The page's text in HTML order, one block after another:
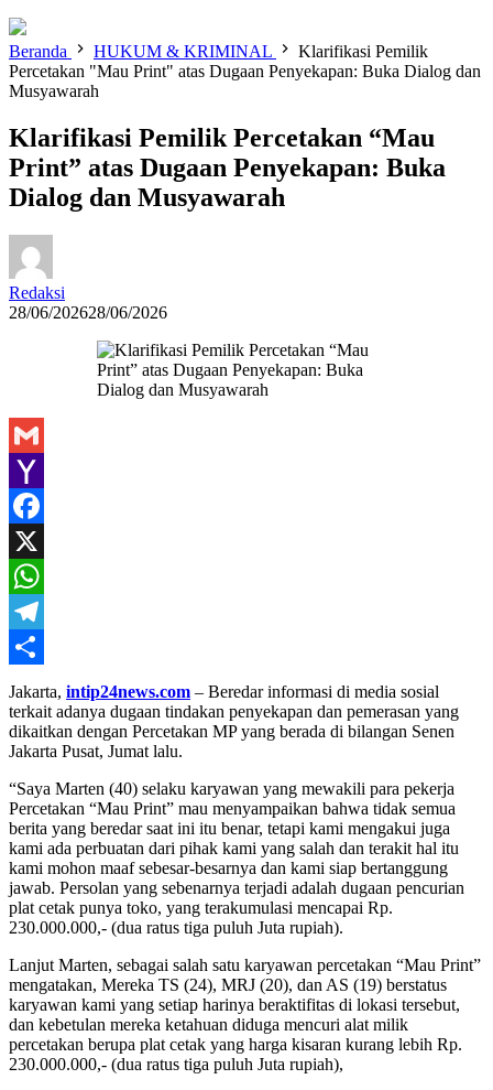
Beranda HUKUM & KRIMINAL
Klarifikasi Pemilik
Percetakan "Mau Print" atas Dugaan Penyekapan: Buka Dialog dan
Musyawarah
Klarifikasi Pemilik Percetakan “Mau
Print” atas Dugaan Penyekapan: Buka
Dialog dan Musyawarah
Redaksi
28/06/202628/06/2026
Gmail
Yahoo
Mail
Facebook
X
WhatsApp
Telegram
Share
Jakarta, intip24news.com – Beredar informasi di media sosial
terkait adanya dugaan tindakan penyekapan dan pemerasan yang
dikaitkan dengan Percetakan MP yang berada di bilangan Senen
Jakarta Pusat, Jumat lalu.
“Saya Marten (40) selaku karyawan yang mewakili para pekerja
Percetakan “Mau Print” mau menyampaikan bahwa tidak semua
berita yang beredar saat ini itu benar, tetapi kami mengakui juga
kami ada perbuatan dari pihak kami yang salah dan terakit hal itu
kami mohon maaf sebesar-besarnya dan kami siap bertanggung
jawab. Persolan yang sebenarnya terjadi adalah dugaan pencurian
plat cetak punya toko, yang terakumulasi mencapai Rp.
230.000.000,- (dua ratus tiga puluh Juta rupiah).
Lanjut Marten, sebagai salah satu karyawan percetakan “Mau Print”
mengatakan, Mereka TS (24), MRJ (20), dan AS (19) berstatus
karyawan kami yang setiap harinya beraktifitas di lokasi tersebut,
dan kebetulan mereka ketahuan diduga mencuri alat milik
percetakan berupa plat cetak yang harga kisaran kurang lebih Rp.
230.000.000,- (dua ratus tiga puluh Juta rupiah),